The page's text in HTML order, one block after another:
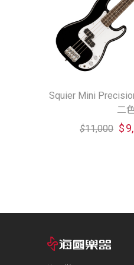
Squier Mini
二
$11,000 $